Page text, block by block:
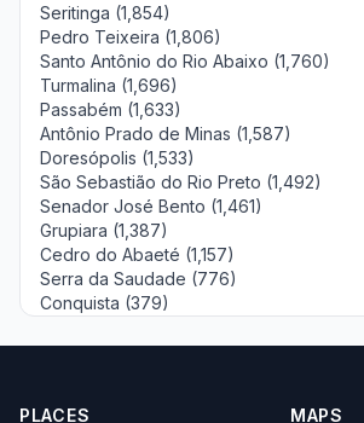
Seritinga (1,854)
Pedro Teixeira (1,806)
Santo Antônio do Rio Abaixo (1,760)
Turmalina (1,696)
Passabém (1,633)
Antônio Prado de Minas (1,587)
Doresópolis (1,533)
São Sebastião do Rio Preto (1,492)
Senador José Bento (1,461)
Grupiara (1,387)
Cedro do Abaeté (1,157)
Serra da Saudade (776)
Conquista (379)
PLACES MAPS